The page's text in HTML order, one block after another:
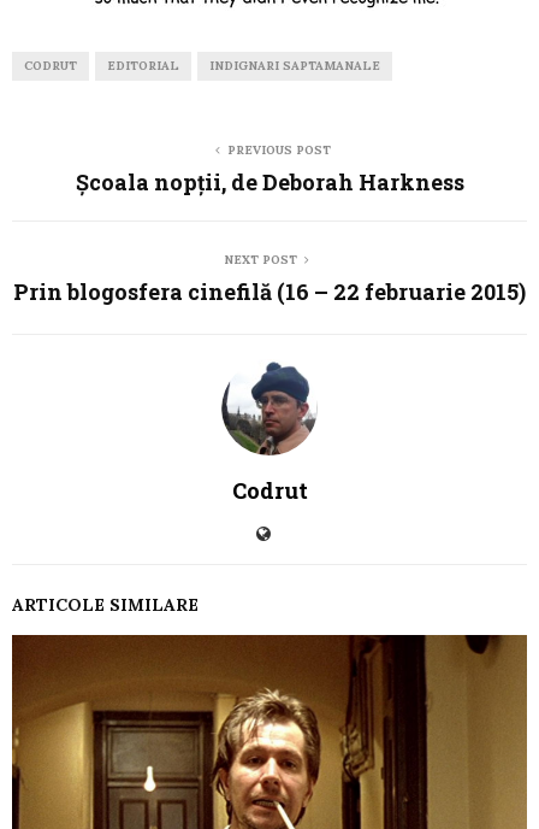
CODRUT EDITORIAL INDIGNARI SAPTAMANALE
PREVIOUS POST
Școala nopții, de Deborah Harkness
NEXT POST
Prin blogosfera cinefilă (16 – 22 februarie 2015)
Codrut
ARTICOLE SIMILARE